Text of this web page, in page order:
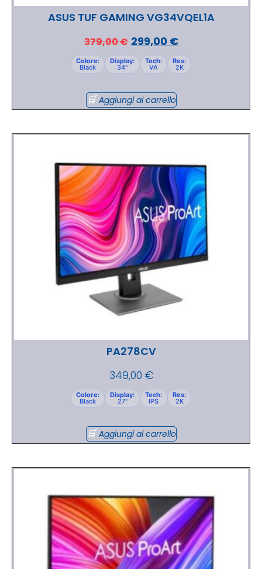
ASUS TUF GAMING VG34VQEL1A
379,00€ 299,00 €
Colore:
Black
Display:
34"
Tech:
VA
Res:
2K
Aggiungi al carrello
PA278CV
349,00 €
Colore:
Black
Display:
27"
Tech:
IPS
Res:
2K
Aggiungi al carrello